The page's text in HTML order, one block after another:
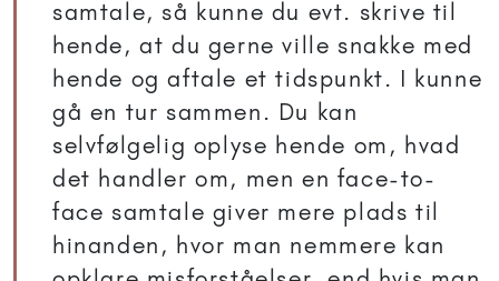
samtale, så kunne du evt. skrive til
hende, at du gerne ville snakke med
hende og aftale et tidspunkt. I kunne
gå en tur sammen. Du kan
selvfølgelig oplyse hende om, hvad
det handler om, men en face-to-
face samtale giver mere plads til
hinanden, hvor man nemmere kan